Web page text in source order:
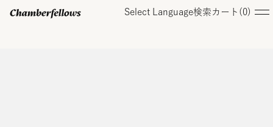
Select Language検索 カート( 0)